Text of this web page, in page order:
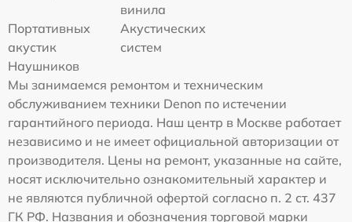
винила
Портативных
акустик
Акустических
систем
Наушников
Мы занимаемся ремонтом и техническим
обслуживанием техники Denon по истечении
гарантийного периода. Наш центр в Москве работает
независимо и не имеет официальной авторизации от
производителя. Цены на ремонт, указанные на сайте,
носят исключительно ознакомительный характер и
не являются публичной офертой согласно п. 2 ст. 437
ГК РФ. Названия и обозначения торговой марки